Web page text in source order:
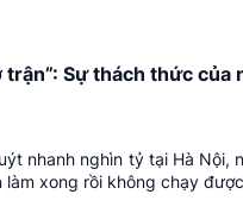
Sự thách thức của
nhanh nghìn tỷ tại Hà Nội,
xong rồi không chạy